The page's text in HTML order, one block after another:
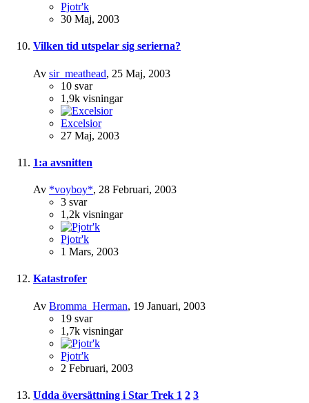
Pjotr'k
30 Maj, 2003
Vilken tid utspelar sig serierna?
Av sir_meathead, 25 Maj, 2003
10 svar
1,9k visningar
Excelsior
27 Maj, 2003
1:a avsnitten
Av *voyboy*, 28 Februari, 2003
3 svar
1,2k visningar
Pjotr'k
1 Mars, 2003
Katastrofer
Av Bromma_Herman, 19 Januari, 2003
19 svar
1,7k visningar
Pjotr'k
2 Februari, 2003
Udda översättning i Star Trek 1 2 3